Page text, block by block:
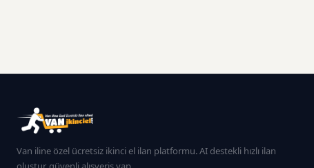
Van iline özel ücretsiz ikinci el ilan platformu. AI destekli hızlı ilan